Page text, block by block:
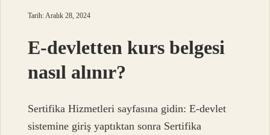
Tarih: Aralık 28, 2024
E-devletten kurs belgesi
nasıl alınır?
Sertifika Hizmetleri sayfasına gidin: E-devlet
sistemine giriş yaptıktan sonra Sertifika